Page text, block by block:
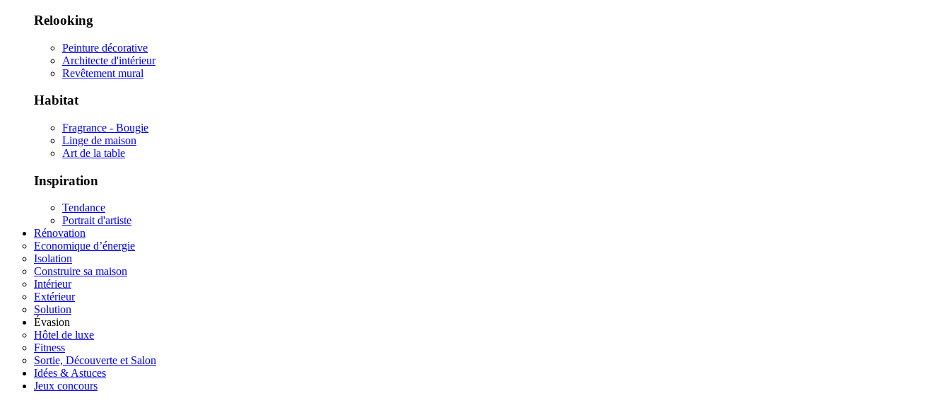
Relooking
Peinture décorative
Architecte d'intérieur
Revêtement mural
Habitat
Fragrance - Bougie
Linge de maison
Art de la table
Inspiration
Tendance
Portrait d'artiste
Rénovation
Economique d’énergie
Isolation
Construire sa maison
Intérieur
Extérieur
Solution
Évasion
Hôtel de luxe
Fitness
Sortie, Découverte et Salon
Idées & Astuces
Jeux concours